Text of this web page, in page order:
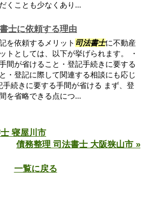
くことも少なくあり...
士に依頼する理由
を依頼するメリット 司法書士に不動産
トとしては、以下が挙げられます。 ・
間が省けること・登記手続きに要する
・登記に際して関連する相談にも応じ
続きに要する手間が省ける まず、登
を省略できる点につ...
寝屋川市
債務整理 司法書士 大阪狭山市 »
一覧に戻る